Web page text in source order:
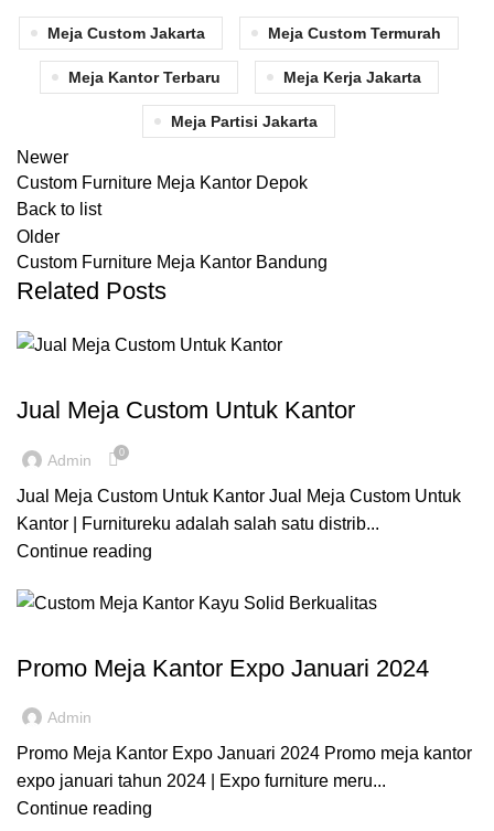
Meja Custom Jakarta Meja Custom Termurah
Meja Kantor Terbaru Meja Kerja Jakarta
Meja Partisi Jakarta
Newer
Custom Furniture Meja Kantor Depok
Back to list
Older
Custom Furniture Meja Kantor Bandung
Related Posts
Jual Meja Custom Untuk Kantor
Admin 0
Jual Meja Custom Untuk Kantor Jual Meja Custom Untuk
Kantor | Furnitureku adalah salah satu distrib...
Continue reading
Promo Meja Kantor Expo Januari 2024
Admin
Promo Meja Kantor Expo Januari 2024 Promo meja kantor
expo januari tahun 2024 | Expo furniture meru...
Continue reading